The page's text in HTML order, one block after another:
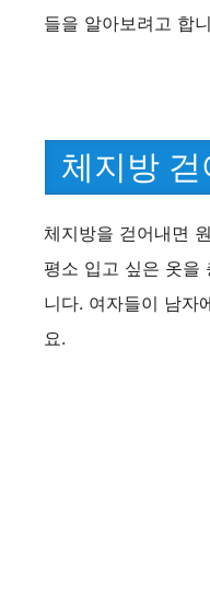
들을 알아보려고 합
체지방 걷
체지방을 걷어내면
평소 입고 싶은 옷을
니다. 여자들이 남자
요.